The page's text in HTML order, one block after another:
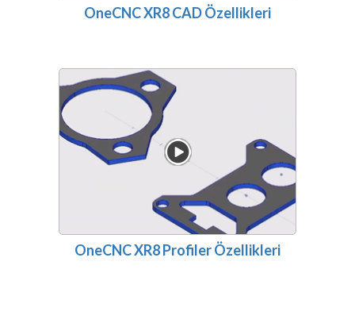
OneCNC XR8 CAD Özellikleri
OneCNC XR8 Profiler Özellikleri